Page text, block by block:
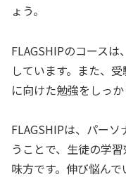
ょう。
FLAGSHIPのコース
しています。また、
に向けた勉強をしっ
FLAGSHIPは、パー
うことで、生徒の学
味方です。伸び悩ん